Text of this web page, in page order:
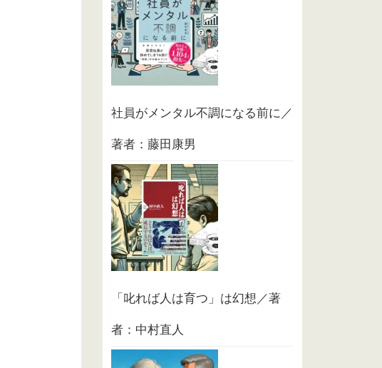
社員がメンタル不調になる前に／
著者：藤田康男
「叱れば人は育つ」は幻想／著
者：中村直人